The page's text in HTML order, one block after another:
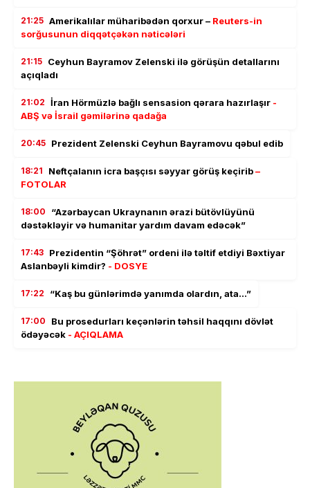
21:25 Amerikalılar müharibədən qorxur – Reuters-in
sorğusunun diqqətçəkən nəticələri
21:15 Ceyhun Bayramov Zelenski ilə görüşün detallarını
açıqladı
21:02 İran Hörmüzlə bağlı sensasion qərara hazırlaşır -
ABŞ və İsrail gəmilərinə qadağa
20:45 Prezident Zelenski Ceyhun Bayramovu qəbul edib
18:21 Neftçalanın icra başçısı səyyar görüş keçirib–
FOTOLAR
18:00
“Azərbaycan Ukraynanın ərazi bütövlüyünü
dəstəkləyir və humanitar yardım davam edəcək”
17:43 Prezidentin “Şöhrət” ordeni ilə təltif etdiyi Bəxtiyar
Aslanbəyli kimdir? - DOSYE
17:22 “Kaş bu günlərimdə yanımda olardın, ata…”
17:00
Bu prosedurları keçənlərin təhsil haqqını dövlət
ödəyəcək - AÇIQLAMA